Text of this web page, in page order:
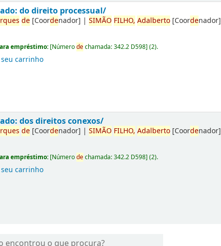
do direito processual/
de [Coordenador] |SIMÃO FILHO, Adalberto [Coordenador]
empréstimo: [Númerodechamada:342.2 D598](2).
carrinho
dos direitos conexos/
de [Coordenador] |SIMÃO FILHO, Adalberto [Coordenador]
empréstimo: [Númerodechamada:342.2 D598](2).
carrinho